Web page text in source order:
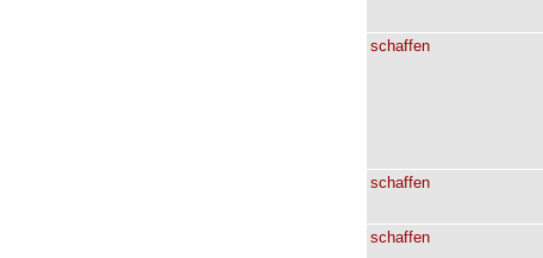
schaffen
schaffen
schaffen